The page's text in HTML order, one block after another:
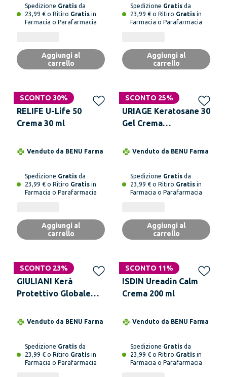
Spedizione Gratis da
23,99 € o Ritiro Gratis in
Farmacia o Parafarmacia
Aggiungi al
carrello
Spedizione Gratis da
23,99 € o Ritiro Gratis in
Farmacia o Parafarmacia
Aggiungi al
carrello
SCONTO 30%
RELIFE U-Life 50
Crema 30 ml
Venduto da BENU Farma
Spedizione Gratis da
23,99 € o Ritiro Gratis in
Farmacia o Parafarmacia
Aggiungi al
carrello
SCONTO 25%
URIAGE Keratosane 30
Gel Crema
Venduto da BENU Farma
Spedizione Gratis da
23,99 € o Ritiro Gratis in
Farmacia o Parafarmacia
Aggiungi al
carrello
SCONTO 23%
GIULIANI Kerà
Protettivo Globale
Venduto da BENU Farma
Spedizione Gratis da
23,99 € o Ritiro Gratis in
Farmacia o Parafarmacia
SCONTO 11%
ISDIN Ureadin Calm
Crema 200 ml
Venduto da BENU Farma
Spedizione Gratis da
23,99 € o Ritiro Gratis in
Farmacia o Parafarmacia